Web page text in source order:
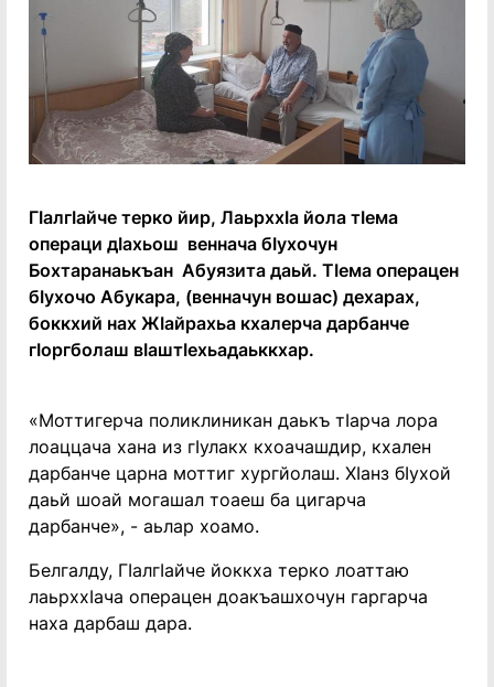
ГӀалгӀайче терко йир, ЛаьрххӀа йола тӀема
операци дӀахьош веннача бӀухочун
Бохтаранаькъан Абуязита даьй. ТӀема операцен
бӀухочо Абукара, (венначун вошас) дехарах,
боккхий нах ЖӀайрахьа кхалерча дарбанче
гӀоргболаш вӀаштӀехьадаьккхар.
«Моттигерча поликлиникан даькъ тӀарча лора
лоаццача хана из гӀулакх кхоачашдир, кхален
дарбанче царна моттиг хургйолаш. ХӀанз бӀухой
даьй шоай могашал тоаеш ба цигарча
дарбанче», - аьлар хоамо.
Белгалду, ГӀалгӀайче йоккха терко лоаттаю
лаьрххӀача операцен доакъашхочун гаргарча
наха дарбаш дара.